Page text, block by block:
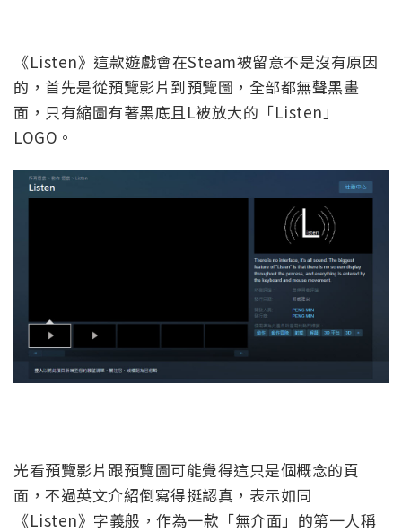
《Listen》這款遊戲會在Steam被留意不是沒有原因
的，首先是從預覽影片到預覽圖，全部都無聲黑畫
面，只有縮圖有著黑底且L被放大的「Listen」
LOGO。
光看預覽影片跟預覽圖可能覺得這只是個概念的頁
面，不過英文介紹倒寫得挺認真，表示如同
《Listen》字義般，作為一款「無介面」的第一人稱